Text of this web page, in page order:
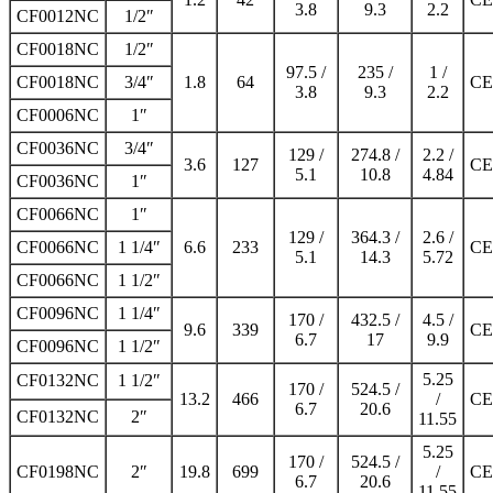
3.8 9.3 2.2
CF0012NC
1/2″
CF0018NC
1/2″
1.8
64
97.5 /
3.8
235 /
9.3
1 /
2.2
CF0018NC
3/4″
CF0006NC
1″
CF0036NC
3/4″
3.6
127
129 /
5.1
274.8 /
10.8
2.2 /
4.84
CF0036NC
1″
CF0066NC
1″
6.6
233
129 /
5.1
364.3 /
14.3
2.6 /
5.72
CF0066NC
1 1/4″
CF0066NC
1 1/2″
CF0096NC
1 1/4″
9.6
339
170 /
6.7
432.5 /
17
4.5 /
9.9
CF0096NC
1 1/2″
CF0132NC
1 1/2″
13.2
466
170 /
6.7
524.5 /
20.6
5.25
/
11.55
CF0132NC
2″
CF0198NC 2″ 19.8 699
170 /
6.7
524.5 /
20.6
5.25
/